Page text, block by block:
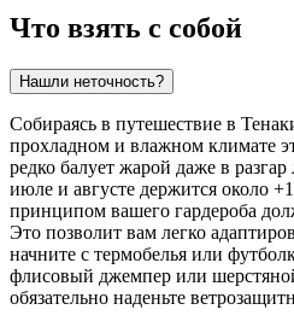
Что взять с собой
Нашли неточность?
Собираясь в путешествие в
прохладном и влажном климате
редко балует жарой даже в разгар
июле и августе держится около
принципом вашего гардероба
Это позволит вам легко
начните с термобелья или
флисовый джемпер или
обязательно наденьте